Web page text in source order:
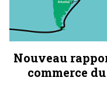
Nouveau
commerce